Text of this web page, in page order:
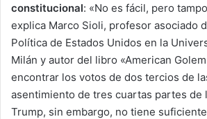
constitucional: «No es fácil, pero
explica Marco Sioli, profesor asociado
Política de Estados Unidos en la
Milán y autor del libro «American
encontrar los votos de dos tercios de
asentimiento de tres cuartas partes de
Trump, sin embargo, no tiene